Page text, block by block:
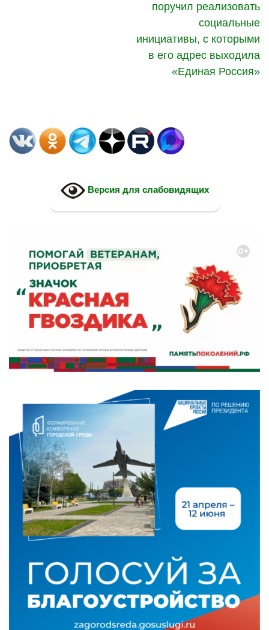
поручил реализовать
социальные
инициативы, с которыми
в его адрес выходила
«Единая Россия»
Версия для слабовидящих